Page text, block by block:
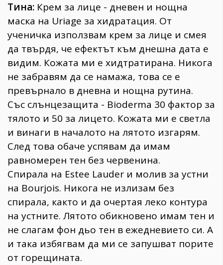
Тина: Крем за лице - дневен и нощна
маска на Uriage за хидратация. От
ученичка използвам крем за лице и смея
да твърдя, че ефектът към днешна дата е
видим. Кожата ми е хидтратирана. Никога
не забравям да се намажа, това се е
превърнало в дневна и нощна рутина.
Със слънцезащита - Bioderma 30 фактор за
тялото и 50 за лицето. Кожата ми е светла
и винаги в началото на лятото изгарям.
След това обаче успявам да имам
равномерен тен без червенина.
Спирала на Estee Lauder и молив за устни
на Bourjois. Никога не излизам без
спирала, както и да очертая леко контура
на устните. Лятото обикновено имам тен и
не слагам фон дьо тен в ежедневието си. А
и така избягвам да ми се запушват порите
от горещината.